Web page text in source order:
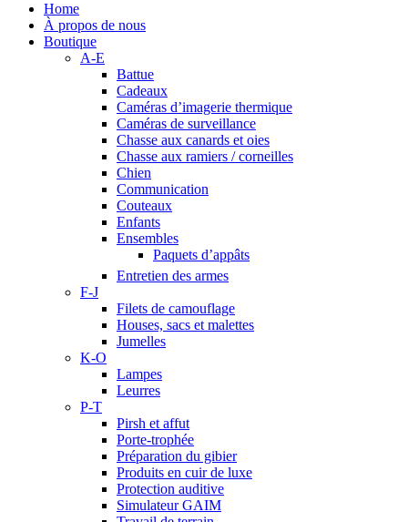
Home
À propos de nous
Boutique
A-E
Battue
Cadeaux
Caméras d’imagerie thermique
Caméras de surveillance
Chasse aux canards et oies
Chasse aux ramiers / corneilles
Chien
Communication
Couteaux
Enfants
Ensembles
Paquets d’appâts
Entretien des armes
F-J
Filets de camouflage
Houses, sacs et malettes
Jumelles
K-O
Lampes
Leurres
P-T
Pirsh et affut
Porte-trophée
Préparation du gibier
Produits en cuir de luxe
Protection auditive
Simulateur GAIM